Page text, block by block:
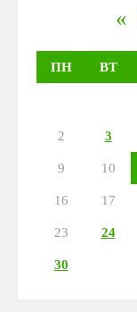
«
ПН ВТ
2 3
9 10
16 17
23 24
30